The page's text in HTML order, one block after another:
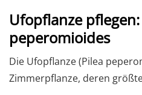
Ufopflanze
peperomioides
Die Ufopflanze (Pilea
Zimmerpflanze, deren